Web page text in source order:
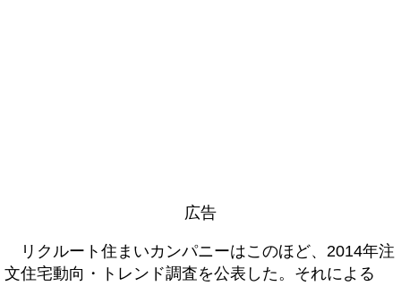
広告
リクルート住まいカンパニーはこのほど、2014年注
文住宅動向・トレンド調査を公表した。それによる